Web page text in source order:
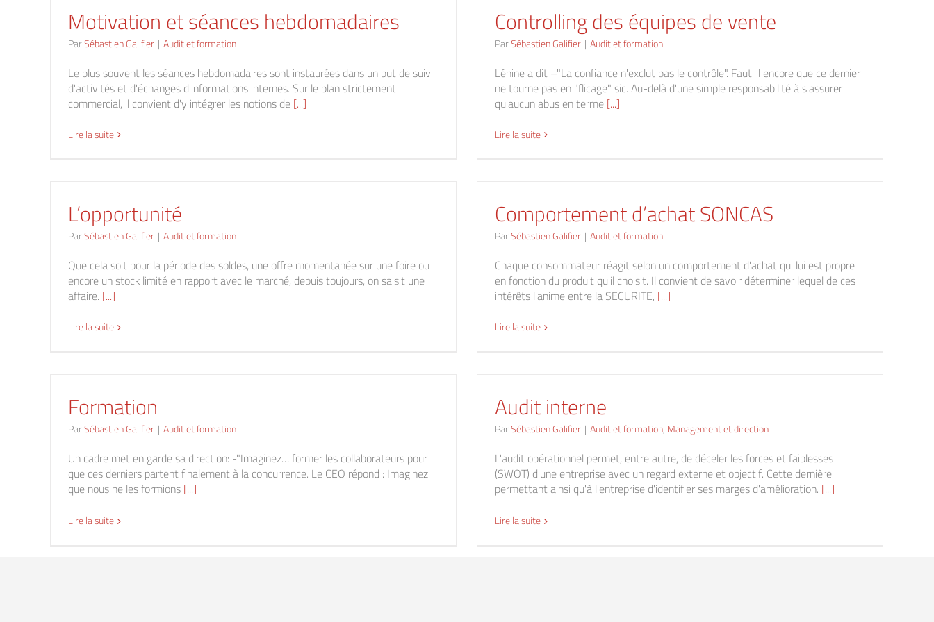
Motivation et séances hebdomadaires
ParSébastien Galifier | Audit et formation
Le plus souvent les séances hebdomadaires sont instaurées dans un but de suivi
d'activités et d'échanges d'informations internes. Sur le plan strictement
commercial, il convient d'y intégrer les notions de[...]
Lire la suite
Controlling des équipes de vente
ParSébastien Galifier | Audit et formation
Lénine a dit –"La confiance n'exclut pas le contrôle". Faut-il encore que ce dernier
ne tourne pas en "flicage" sic. Au-delà d'une simple responsabilité à s'assurer
qu'aucun abus en terme[...]
Lire la suite
L’opportunité
ParSébastien Galifier | Audit et formation
Que cela soit pour la période des soldes, une offre momentanée sur une foire ou
encore un stock limité en rapport avec le marché, depuis toujours, on saisit une
affaire. [...]
Lire la suite
Comportement d’achat SONCAS
ParSébastien Galifier | Audit et formation
Chaque consommateur réagit selon un comportement d'achat qui lui est propre
en fonction du produit qu'il choisit. Il convient de savoir déterminer lequel de ces
intérêts l'anime entre la SECURITE, [...]
Lire la suite
Formation
ParSébastien Galifier | Audit et formation
Un cadre met en garde sa direction: -"Imaginez… former les collaborateurs pour
que ces derniers partent finalement à la concurrence. Le CEO répond : Imaginez
que nous ne les formions[...]
Lire la suite
Audit interne
ParSébastien Galifier | Audit et formation,Management et direction
L'audit opérationnel permet, entre autre, de déceler les forces et faiblesses
(SWOT) d'une entreprise avec un regard externe et objectif. Cette dernière
permettant ainsi qu'à l'entreprise d'identifier ses marges d'amélioration. [...]
Lire la suite